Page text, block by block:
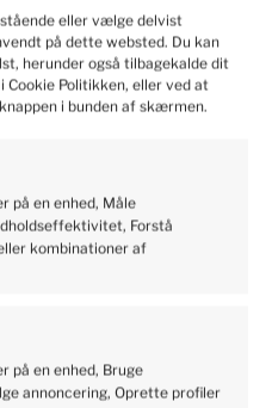
eller vælge delvist
på dette websted. Du kan
herunder også tilbagekalde dit
Cookie Politikken, eller ved at
i bunden af skærmen.
på en enhed, Måle
Forstå
kombinationer af
på en enhed, Bruge
annoncering, Oprette profiler